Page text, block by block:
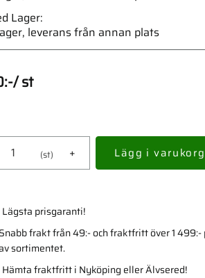
:-/st
st +
Lägsta prisgaranti!
Snabb frakt från 49:- och fraktfritt över 1 499:-
sortimentet.
Hämta fraktfritt i Nyköping eller Älvsered!
Lager
leverans från annan plats